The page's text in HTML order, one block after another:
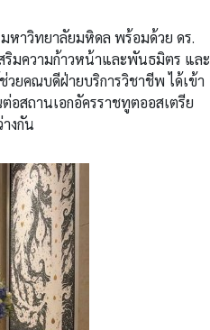
หาวิทยาลัยมหิดล พร้อมด้วย ดร.
มความก้าวหน้าและพันธมิตร และ
ยคณบดีฝ่ายบริการวิชาชีพ ได้เข้า
สถานเอกอัครราชทูตออสเตรีย
งกัน